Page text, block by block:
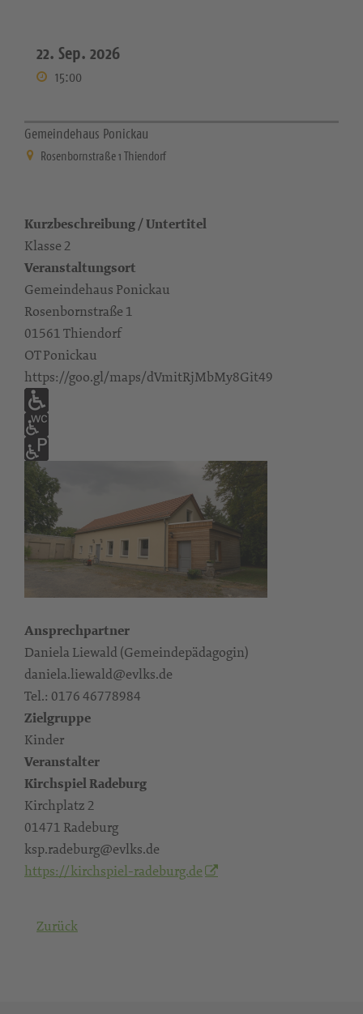
22. Sep. 2026
15:00
Gemeindehaus Ponickau
Rosenbornstraße 1 Thiendorf
Kurzbeschreibung / Untertitel
Klasse 2
Veranstaltungsort
Gemeindehaus Ponickau
Rosenbornstraße 1
01561 Thiendorf
OT Ponickau
https://goo.gl/maps/dVmitRjMbMy8Git49
Ansprechpartner
Daniela Liewald (Gemeindepädagogin)
daniela.liewald@evlks.de
Tel.: 0176 46778984
Zielgruppe
Kinder
Veranstalter
Kirchspiel Radeburg
Kirchplatz 2
01471 Radeburg
ksp.radeburg@evlks.de
https://kirchspiel-radeburg.de
Zurück